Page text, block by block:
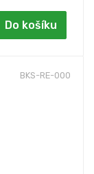
Do košíku
BKS-RE-000